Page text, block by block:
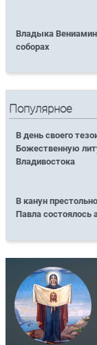
Владыка
соборах
Популярное
В день своего
Божественную
Владивостока
В канун
Павла состоялось